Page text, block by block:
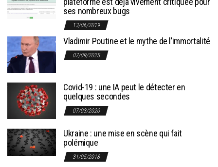
ses nombreux bugs
13/06/2019
Vladimir Poutine et le mythe de l’immortalité
07/09/2025
Covid-19 : une IA peut le détecter en
quelques secondes
07/03/2020
Ukraine : une mise en scène qui fait
polémique
31/05/2018